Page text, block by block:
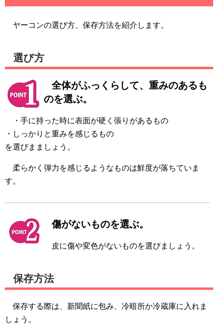
ヤーコンの選び方、保存方法を紹介します。
選び方
全体がふっくらして、重みのあるも
のを選ぶ。
・手に持った時に表面が硬く張りがあるもの
・しっかりと重みを感じるもの
を選びまましょう。
柔らかく弾力を感じるようなものは鮮度が落ちていま
す。
傷がないものを選ぶ。
皮に傷や変色がないものを選びましょう。
保存方法
保存する際は、新聞紙に包み、冷暗所か冷蔵庫に入れま
しょう。